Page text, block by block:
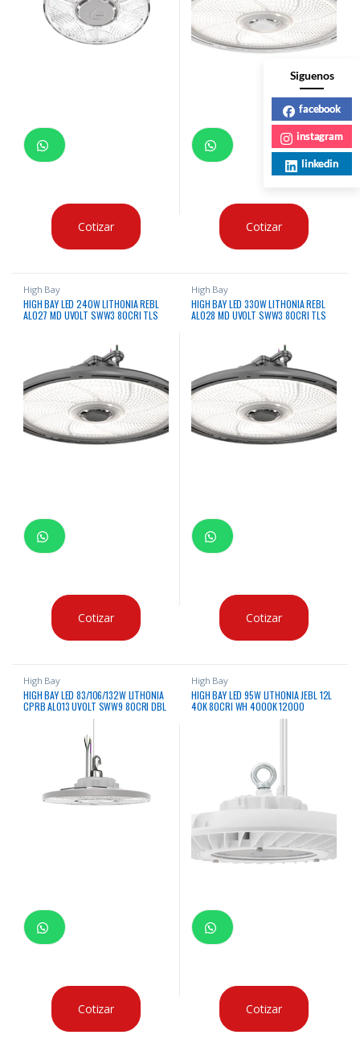
Cotizar Cotizar
High Bay
HIGH BAY LED 240W LITHONIA REBL
ALO27 MD UVOLT SWW3 80CRI TLS
PIR CERTIFICACION UL, IP66 & NEMA
Cotizar
High Bay
HIGH BAY LED 330W LITHONIA REBL
ALO28 MD UVOLT SWW3 80CRI TLS
PIR CERTIFICACION UL, IP66 & NEMA
Cotizar
High Bay
HIGH BAY LED 83/106/132W LITHONIA
CPRB ALO13 UVOLT SWW9 80CRI DBL
4000/5000K 12490/15429/18445
CERTIFICACION IP54, DLC & CSA
Cotizar
High Bay
HIGH BAY LED 95W LITHONIA JEBL 12L
40K 80CRI WH 4000K 12000
LUMENES 120 – 277VAC
Cotizar
Siguenos
facebook
instagram
linkedin